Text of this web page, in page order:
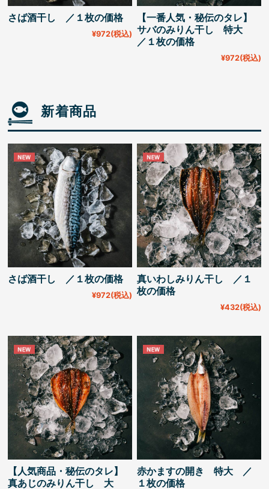
さば酒干し ／１枚の価格
¥972(税込)
【一番人気・秘伝のタレ】
サバのみりん干し 特大
／１枚の価格
¥972(税込)
新着商品
さば酒干し ／１枚の価格
¥972(税込)
真いわしみりん干し ／１
枚の価格
¥432(税込)
【人気商品・秘伝のタレ】
真あじのみりん干し 大
赤かますの開き 特大 ／
１枚の価格